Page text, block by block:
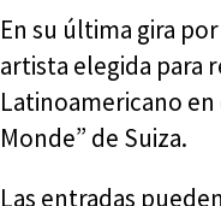
En su última gira
artista elegida para
Latinoamericano en
Monde” de Suiza.
Las entradas